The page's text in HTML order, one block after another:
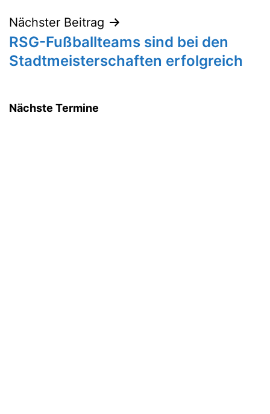
Nächster Beitrag
RSG-Fußballteams sind bei den
Stadtmeisterschaften erfolgreich
Nächste Termine